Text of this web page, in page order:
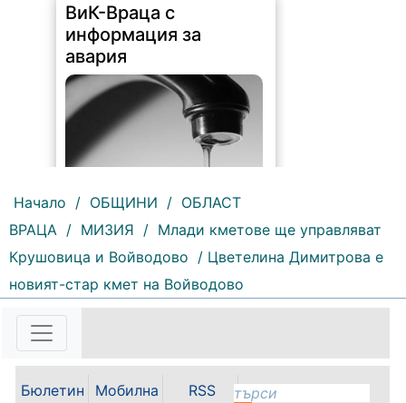
ВиК-Враца с
информация за
авария
185 | 2026-08-07 10:31:48
"Водоснабдяване и канализация“
ООД – Враца уведомява своите
потребители, че поради
възникнала аварийна ситуация е
ул."Никола Вапцаров" днес
аварията. Тел.: 092 66 11 19 Тел.:
Начало / ОБЩИНИ / ОБЛАСТ
ВРАЦА / МИЗИЯ / Млади кметове ще управляват
Крушовица и Войводово / Цветелина Димитрова е
новият-стар кмет на Войводово
Бюлетин
Мобилна
RSS